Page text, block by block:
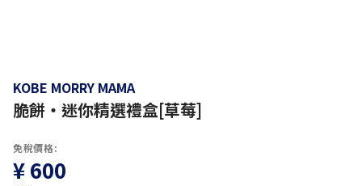
KOBE MORRY MAMA
脆餅・迷你精選禮盒[草莓]
免稅價格:
¥ 600